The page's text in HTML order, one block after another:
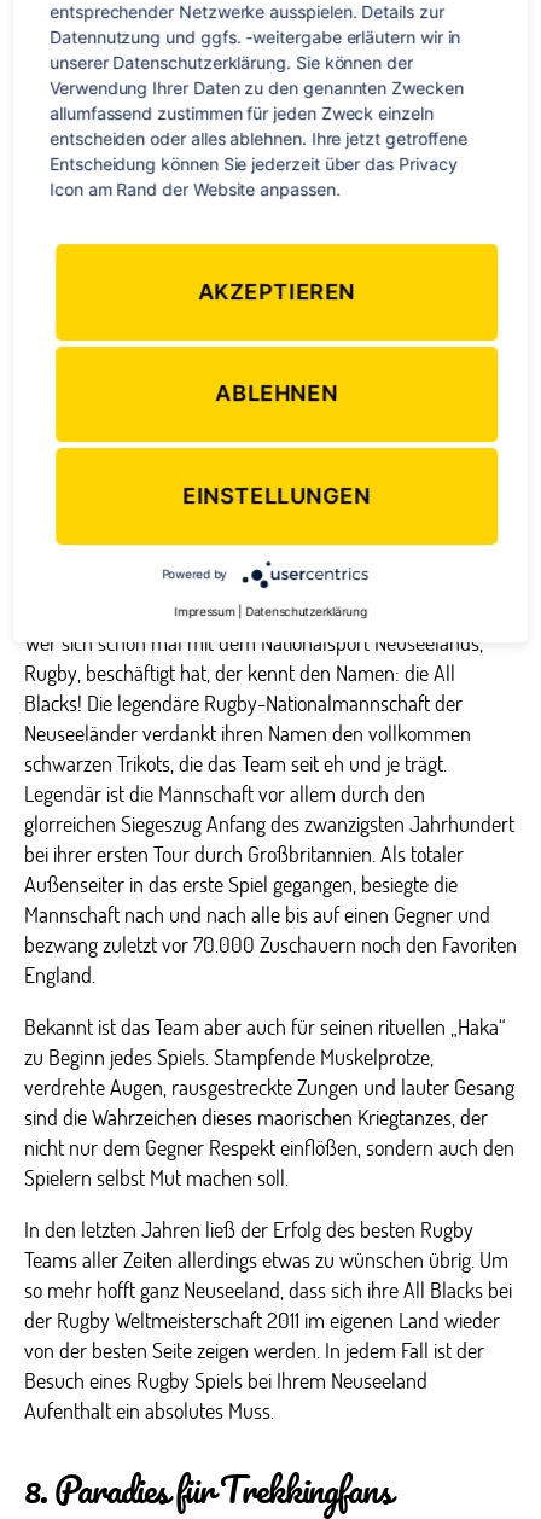
Das Stadtbild Aucklands ist geprägt von den ca. 50
ruhenden Vulkanen, deren Kegel sich teils wie grüne Oasen
inmitten der Stadt erheben. So z.B. auch der Mount Eden,
der zugleich einen atemberaubenden Panoramablick auf
Auckland bietet. Den Vulkanen verdankt die Stadt auch die
zahlreichen vorgelagerten Inseln, welche kleine
sind.
Auckland selbst ist ein Schmelztiegel der Nationen: asiatisch,
Menschen oder Kulturen, Museen oder Galerien,
Restaurants oder Shops – die Stadt ist in allen Facetten
subtropischen Klima verwundert es daher kaum, dass
lebenswertesten Städte der Welt gewählt wurde.
7. Nationalsport Rugby
Wer sich schon mal mit dem Nationalsport Neuseelands,
Rugby, beschäftigt hat, der kennt den Namen: die All
Blacks! Die legendäre Rugby-Nationalmannschaft der
Neuseeländer verdankt ihren Namen den vollkommen
schwarzen Trikots, die das Team seit eh und je trägt.
Legendär ist die Mannschaft vor allem durch den
glorreichen Siegeszug Anfang des zwanzigsten Jahrhundert
bei ihrer ersten Tour durch Großbritannien. Als totaler
Außenseiter in das erste Spiel gegangen, besiegte die
Mannschaft nach und nach alle bis auf einen Gegner und
bezwang zuletzt vor 70.000 Zuschauern noch den Favoriten
England.
Bekannt ist das Team aber auch für seinen rituellen „Haka“
zu Beginn jedes Spiels. Stampfende Muskelprotze,
verdrehte Augen, rausgestreckte Zungen und lauter Gesang
sind die Wahrzeichen dieses maorischen Kriegtanzes, der
nicht nur dem Gegner Respekt einflößen, sondern auch den
Spielern selbst Mut machen soll.
In den letzten Jahren ließ der Erfolg des besten Rugby
Teams aller Zeiten allerdings etwas zu wünschen übrig. Um
so mehr hofft ganz Neuseeland, dass sich ihre All Blacks bei
der Rugby Weltmeisterschaft 2011 im eigenen Land wieder
von der besten Seite zeigen werden. In jedem Fall ist der
Besuch eines Rugby Spiels bei Ihrem Neuseeland
Aufenthalt ein absolutes Muss.
8. Paradies für Trekkingfans
entsprechender Netzwerke ausspielen. Details zur
Datennutzung und ggfs. -weitergabe erläutern wir in
unserer Datenschutzerklärung. Sie können der
Verwendung Ihrer Daten zu den genannten Zwecken
allumfassend zustimmen für jeden Zweck einzeln
entscheiden oder alles ablehnen. Ihre jetzt getroffene
Entscheidung können Sie jederzeit über das Privacy
Icon am Rand der Website anpassen.
AKZEPTIEREN
ABLEHNEN
EINSTELLUNGEN
Powered by
Impressum Datenschutzerklärung